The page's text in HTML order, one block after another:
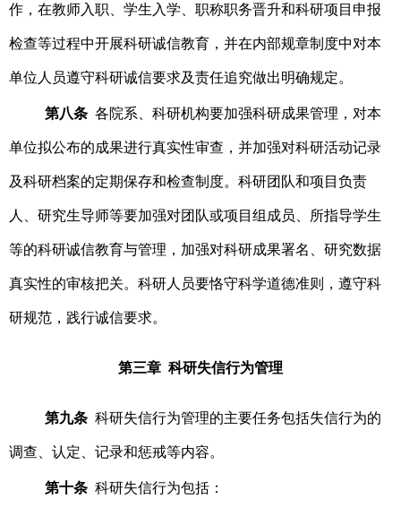
作，在教师入职、学生入学、职称职务晋升和科研项目申报
检查等过程中开展科研诚信教育，并在内部规章制度中对本
单位人员遵守科研诚信要求及责任追究做出明确规定。
第八条 各院系、科研机构要加强科研成果管理，对本
单位拟公布的成果进行真实性审查，并加强对科研活动记录
及科研档案的定期保存和检查制度。科研团队和项目负责
人、研究生导师等要加强对团队或项目组成员、所指导学生
等的科研诚信教育与管理，加强对科研成果署名、研究数据
真实性的审核把关。科研人员要恪守科学道德准则，遵守科
研规范，践行诚信要求。
第三章 科研失信行为管理
第九条 科研失信行为管理的主要任务包括失信行为的
调查、认定、记录和惩戒等内容。
第十条 科研失信行为包括：